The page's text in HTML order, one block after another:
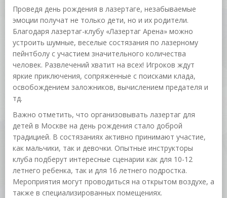
Проведя день рождения в лазертаге, незабываемые
эмоции получат не только дети, но и их родители.
Благодаря лазертаг-клубу «Лазертаг Арена» можно
устроить шумные, веселые состязания по лазерному
пейнтболу с участием значительного количества
человек. Развлечений хватит на всех! Игроков ждут
яркие приключения, сопряженные с поисками клада,
освобождением заложников, вычислением предателя и
тд.
Важно отметить, что организовывать лазертаг для
детей в Москве на день рождения стало доброй
традицией. В состязаниях активно принимают участие,
как мальчики, так и девочки. Опытные инструкторы
клуба подберут интересные сценарии как для 10-12
летнего ребенка, так и для 16 летнего подростка.
Мероприятия могут проводиться на открытом воздухе, а
также в специализированных помещениях.